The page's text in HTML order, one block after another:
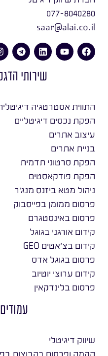
077-8040280
saar@alai.co.il
שירותי
התווית אסטרטגיה
הפקת נכסים דיגיטליים
עיצוב אתרים
בניית אתרים
הפקת סרטוני תדמית
הפקת פודקאסטים
ניהול מטא ביזנס מנג׳ר
פרסום ממומן בפייסבוק
פרסום באינסטגרם
קידום אורגני בגוגל
קידום בצ׳אטים GEO
פרסום בגוגל אדס
קידום ערוצי יוטיוב
פרסום בלינדקאין
שיווק דיגיטלי
הקמה ופרסום בקבוצות